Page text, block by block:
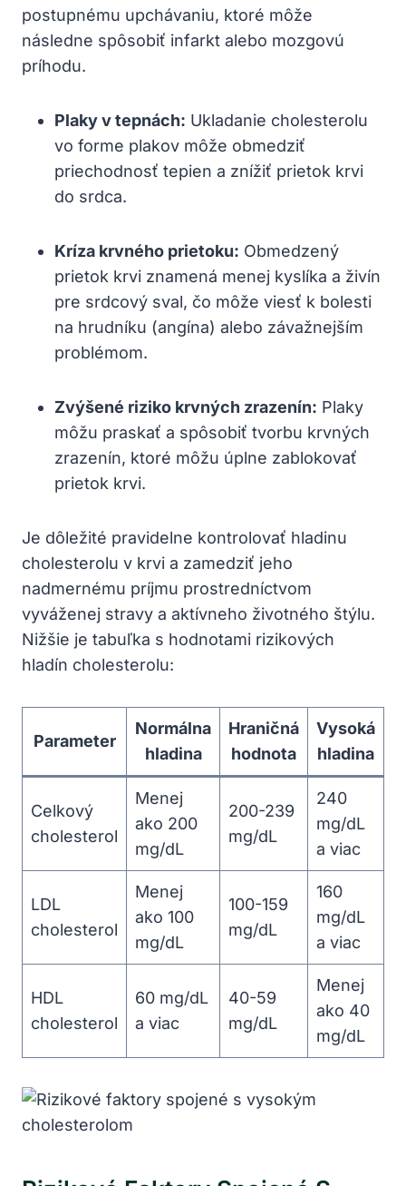
postupnému upchávaniu, ktoré môže
následne spôsobiť infarkt alebo mozgovú
príhodu.
Plaky v tepnách: Ukladanie cholesterolu
vo forme plakov môže obmedziť
priechodnosť tepien a znížiť prietok krvi
do srdca.
Kríza krvného prietoku: Obmedzený
prietok krvi znamená menej kyslíka a živín
pre srdcový sval, čo môže viesť k bolesti
na hrudníku (angína) alebo závažnejším
problémom.
Zvýšené riziko krvných zrazenín: Plaky
môžu praskať a spôsobiť tvorbu krvných
zrazenín, ktoré môžu úplne zablokovať
prietok krvi.
Je dôležité pravidelne kontrolovať hladinu
cholesterolu v krvi a zamedziť jeho
nadmernému príjmu prostredníctvom
vyváženej stravy a aktívneho životného štýlu.
Nižšie je tabuľka s hodnotami rizikových
hladín cholesterolu:
Parameter
Normálna
hladina
Hraničná
hodnota
Vysoká
hladina
Celkový
cholesterol
Menej
ako 200
mg/dL
200-239
mg/dL
240
mg/dL
a viac
LDL
cholesterol
Menej
ako 100
mg/dL
100-159
mg/dL
160
mg/dL
a viac
HDL
cholesterol
60 mg/dL
a viac
40-59
mg/dL
Menej
ako 40
mg/dL